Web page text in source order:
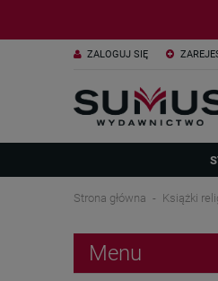
ZALOGUJ SIĘ
Strona główna Książki
Menu